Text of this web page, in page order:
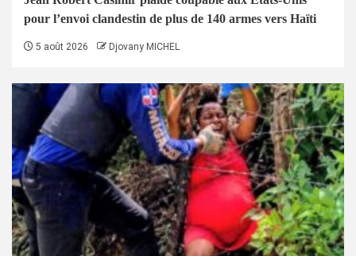
pour l’envoi clandestin de plus de 140 armes vers Haïti
5 août 2026 Djovany MICHEL